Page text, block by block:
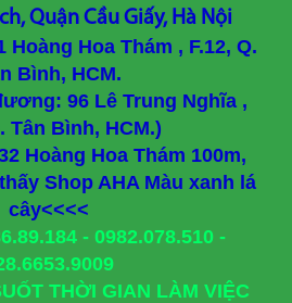
Quận Cầu Giấy, Hà Nội
Hoàng Hoa Thám , F.12, Q.
Bình, HCM.
96 Lê Trung Nghĩa ,
Tân Bình, HCM.)
Hoàng Hoa Thám 100m,
Shop AHA Màu xanh lá
cây<<<<
- 0982.078.510 -
THỜI GIAN LÀM VIỆC